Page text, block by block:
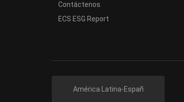
Contáctenos
ECS ESG Report
América Latina-Españ